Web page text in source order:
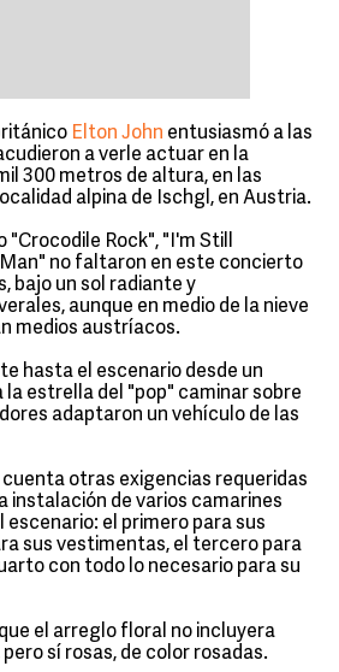
Elton John entusiasmó a las
a verle actuar en la
300 metros de altura, en las
alpina de Ischgl, en Austria.
"Crocodile Rock", "I'm Still
no faltaron en este concierto
bajo un sol radiante y
aunque en medio de la nieve
medios austríacos.
hasta el escenario desde un
la estrella del "pop" caminar sobre
adaptaron un vehículo de las
cuenta otras exigencias requeridas
instalación de varios camarines
el primero para sus
sus vestimentas, el tercero para
con todo lo necesario para su
el arreglo floral no incluyera
sí rosas, de color rosadas.